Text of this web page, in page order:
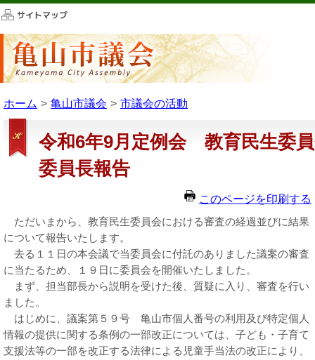
ホーム 亀山市議会 市議会の活動
令和6年9月定例会 教育民生委
委員長報告
このページを印刷する
ただいまから、教育民生委員会における審査の経過並びに結果
について報告いたします。
去る１１日の本会議で当委員会に付託のありました議案の審査
に当たるため、１９日に委員会を開催いたしました。
まず、担当部長から説明を受けた後、質疑に入り、審査を行い
ました。
はじめに、議案第５９号 亀山市個人番号の利用及び特定個人
情報の提供に関する条例の一部改正については、子ども・子育て
支援法等の一部を改正する法律による児童手当法の改正により、